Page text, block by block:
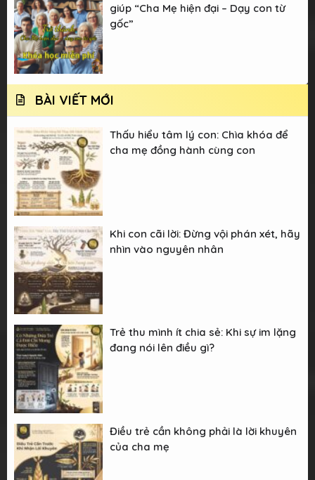
giúp “Cha Mẹ hiện đại – Dạy con từ
gốc”
BÀI VIẾT MỚI
Thấu hiểu tâm lý con: Chìa khóa để
cha mẹ đồng hành cùng con
Khi con cãi lời: Đừng vội phán xét, hãy
nhìn vào nguyên nhân
Trẻ thu mình ít chia sẻ: Khi sự im lặng
đang nói lên điều gì?
Điều trẻ cần không phải là lời khuyên
của cha mẹ